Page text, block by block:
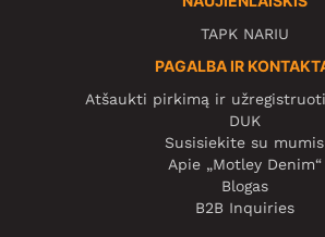
TAPK NARIU
PAGALBA IR
Atšaukti pirkimą ir
DUK
Susisiekite su mumis
Apie „Motley Denim“
Blogas
B2B Inquiries